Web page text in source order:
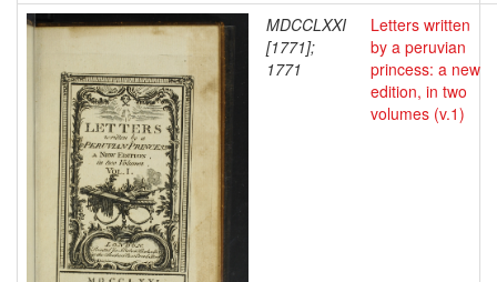
MDCCLXXI
[1771];
1771
Letters written
by a peruvian
princess: a new
edition, in two
volumes (v.1)